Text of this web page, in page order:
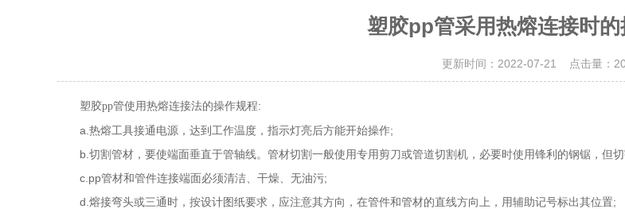
塑胶pp管采用热熔连接时
更新时间：2022-07-21 点击量：
塑胶pp管使用热熔连接法的操作规程:
a.热熔工具接通电源，达到工作温度，指示灯亮后方能开始操作;
b.切割管材，要使端面垂直于管轴线。管材切割一般使用专用剪刀或管道切割机，必要时使用锋利的钢锯，但
c.pp管材和管件连接端面必须清洁、干燥、无油污;
d.熔接弯头或三通时，按设计图纸要求，应注意其方向，在管件和管材的直线方向上，用辅助记号标出其位置;